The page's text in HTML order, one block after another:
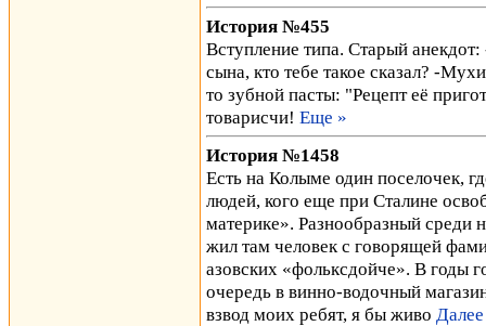
История №455
Вступление типа. Старый
сына, кто тебе такое сказал? -
то зубной пасты: "Рецепт её
товарисчи! Еще »
История №1458
Есть на Колыме один поселочек,
людей, кого еще при Сталине
материке». Разнообразный среди
жил там человек с говорящей
азовских «фольксдойче». В годы
очередь в винно-водочный
взвод моих ребят, я бы живо